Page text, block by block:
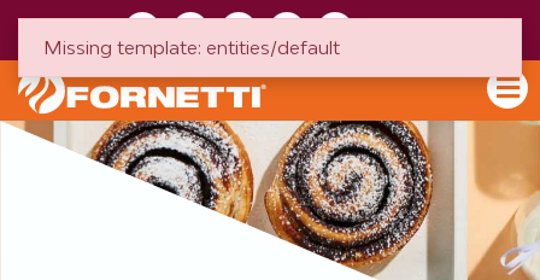
Missing template: entities/default